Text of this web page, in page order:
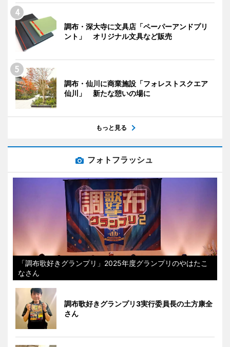
調布・深大寺に文具店「ペーパーアンドプリ
ント」 オリジナル文具など販売
調布・仙川に商業施設「フォレストスクエア
仙川」 新たな憩いの場に
もっと見る
フォトフラッシュ
「調布歌好きグランプリ」2025年度グランプリのやはたこ
なさん
調布歌好きグランプリ3実行委員長の土方康全
さん